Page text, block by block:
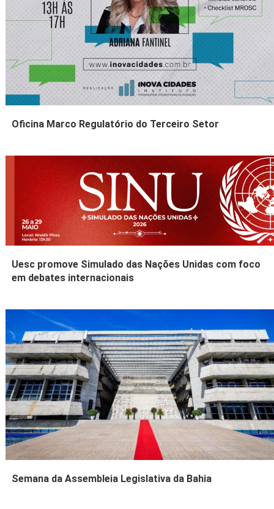
Oficina Marco Regulatório do Terceiro Setor
Uesc promove Simulado das Nações Unidas com foco
em debates internacionais
Semana da Assembleia Legislativa da Bahia